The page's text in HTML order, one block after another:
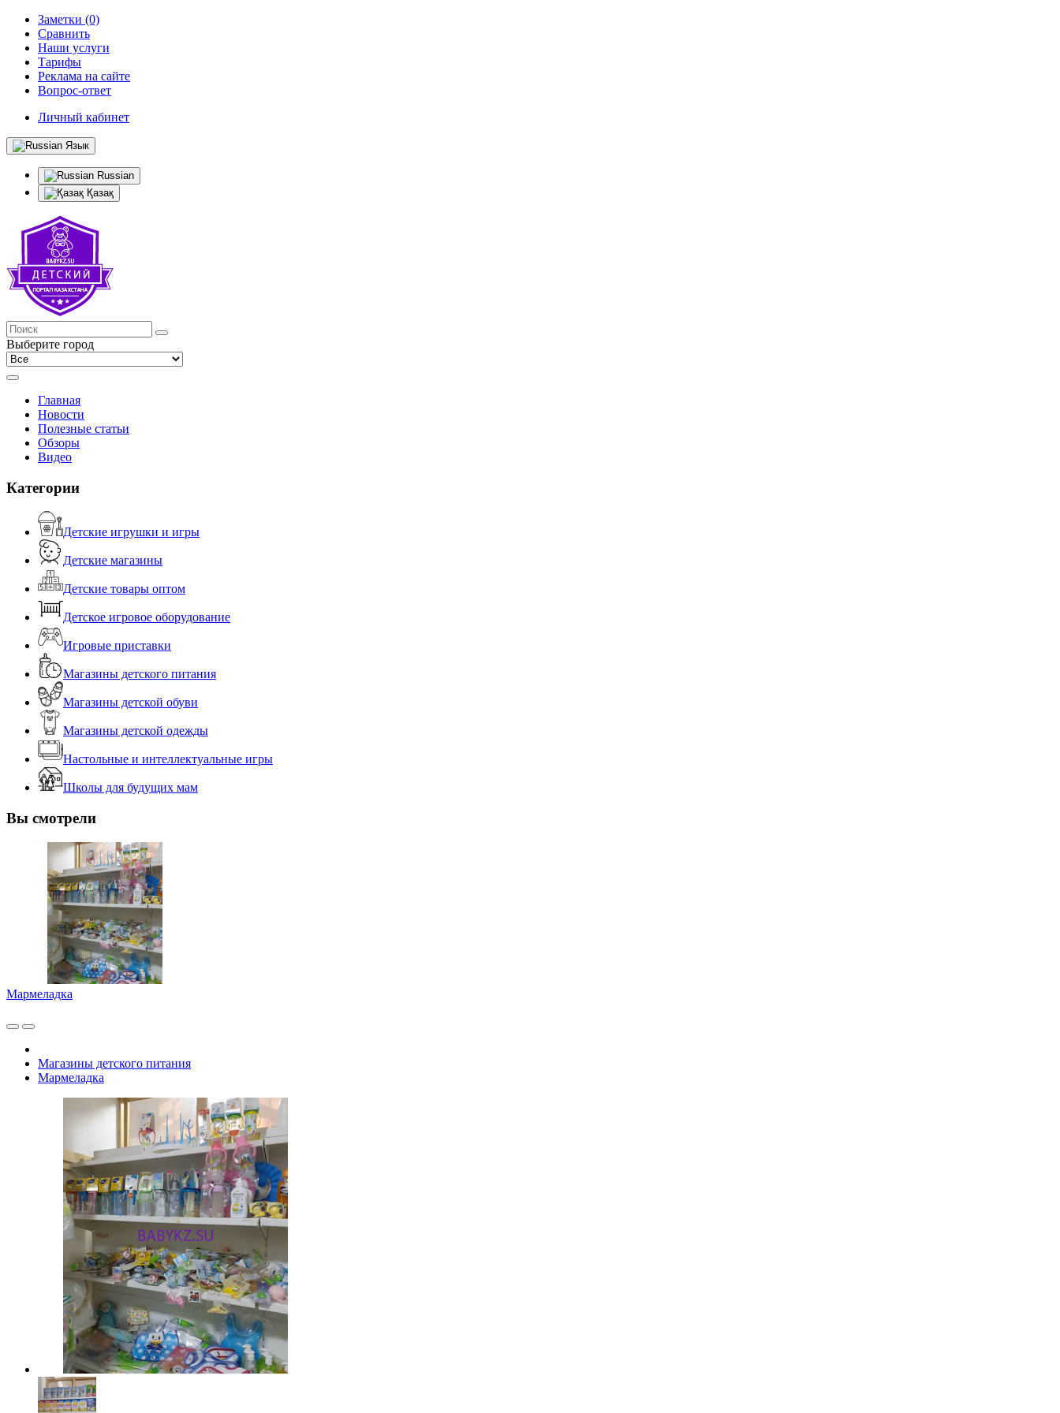
Заметки (0)
Сравнить
Наши услуги
Тарифы
Реклама на сайте
Вопрос-ответ
Личный кабинет
Язык
Russian
Қазақ
Выберите город
Главная
Новости
Полезные статьи
Обзоры
Видео
Категории
Детские игрушки и игры
Детские магазины
Детские товары оптом
Детское игровое оборудование
Игровые приставки
Магазины детского питания
Магазины детской обуви
Магазины детской одежды
Настольные и интеллектуальные игры
Школы для будущих мам
Вы смотрели
Мармеладка
Магазины детского питания
Мармеладка